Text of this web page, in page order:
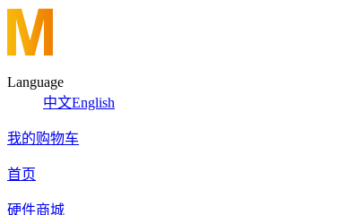
Language
中文English
我的购物车
首页
硬件商城